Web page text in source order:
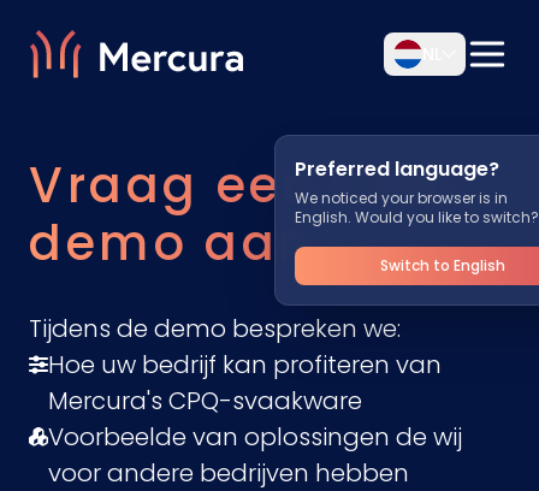
Preferred language?
We noticed your browser is in
English. Would you like to switch?
Switch to English
Vraag een CPQ-
demo aan
Tijdens de demo bespreken we:
Hoe uw bedrijf kan profiteren van
Mercura's CPQ-svaakware
Voorbeelde van oplossingen de wij
voor andere bedrijven hebben